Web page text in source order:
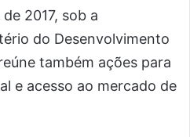
2017, sob a
do Desenvolvimento
também ações para
e acesso ao mercado de